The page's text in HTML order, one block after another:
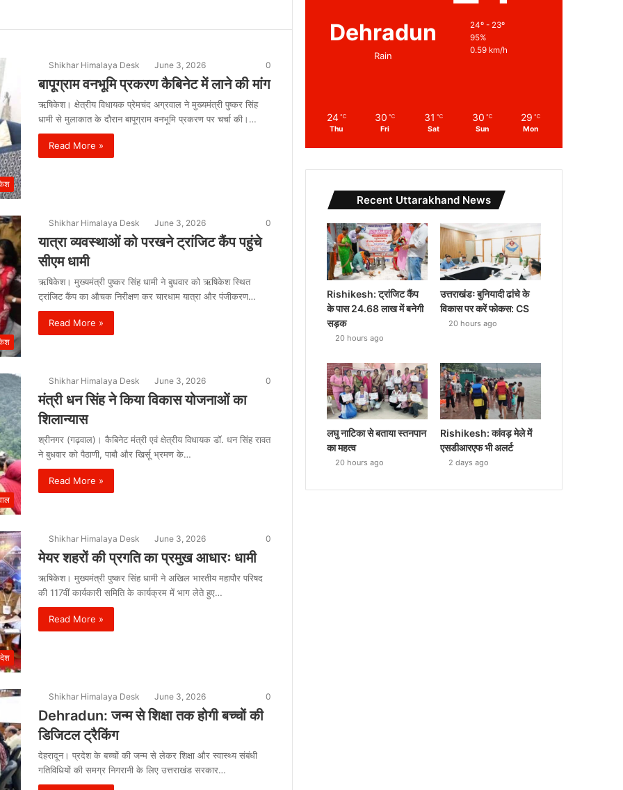
Shikhar Himalaya Desk June 3, 2026 0
बापूग्राम वनभूमि प्रकरण कैबिनेट में लाने की मांग
ऋषिकेश। क्षेत्रीय विधायक प्रेमचंद अग्रवाल ने मुख्यमंत्री पुष्कर सिंह
धामी से मुलाकात के दौरान बापूग्राम वनभूमि प्रकरण पर चर्चा की।…
Read More »
Shikhar Himalaya Desk June 3, 2026 0
यात्रा व्यवस्थाओं को परखने ट्रांजिट कैंप पहुंचे
सीएम धामी
ऋषिकेश। मुख्यमंत्री पुष्कर सिंह धामी ने बुधवार को ऋषिकेश स्थित
ट्रांजिट कैंप का औचक निरीक्षण कर चारधाम यात्रा और पंजीकरण…
Read More »
Shikhar Himalaya Desk June 3, 2026 0
मंत्री धन सिंह ने किया विकास योजनाओं का
शिलान्यास
श्रीनगर (गढ़वाल)। कैबिनेट मंत्री एवं क्षेत्रीय विधायक डॉ. धन सिंह रावत
ने बुधवार को पैठाणी, पाबौ और खिर्सू भ्रमण के…
Read More »
देश
Shikhar Himalaya Desk June 3, 2026 0
मेयर शहरों की प्रगति का प्रमुख आधारः धामी
ऋषिकेश। मुख्यमंत्री पुष्कर सिंह धामी ने अखिल भारतीय महापौर परिषद
की 117वीं कार्यकारी समिति के कार्यक्रम में भाग लेते हुए…
Read More »
Shikhar Himalaya Desk June 3, 2026 0
Dehradun: जन्म से शिक्षा तक होगी बच्चों की
डिजिटल ट्रैकिंग
देहरादून। प्रदेश के बच्चों की जन्म से लेकर शिक्षा और स्वास्थ्य संबंधी
गतिविधियों की समग्र निगरानी के लिए उत्तराखंड सरकार…
Dehradun
Rain
24º - 23º
95%
0.59 km/h
24 ℃
Thu
30 ℃
Fri
31 ℃
Sat
30 ℃
Sun
29 ℃
Mon
Recent Uttarakhand News
Rishikesh: ट्रांजिट कैंप
के पास 24.68 लाख में बनेगी
सड़क
20 hours ago
उत्तराखंडः बुनियादी ढांचे के
विकास पर करें फोकस: CS
20 hours ago
लघु नाटिका से बताया स्तनपान
का महत्व
20 hours ago
Rishikesh: कांवड़ मेले में
एसडीआरएफ भी अलर्ट
2 days ago